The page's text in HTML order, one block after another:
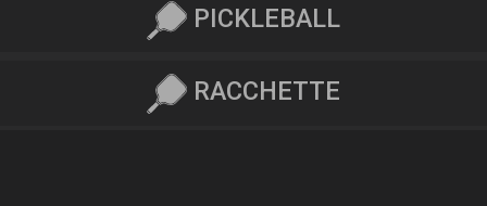
PICKLEBALL
RACCHETTE